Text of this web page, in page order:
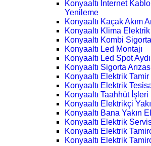
Konyaaltı İnternet
Yenileme
Konyaaltı Kaçak Akım
Konyaaltı Klima Elektrik
Konyaaltı Kombi
Konyaaltı Led Montajı
Konyaaltı Led Spot
Konyaaltı Sigorta
Konyaaltı Elektrik Tamir
Konyaaltı Elektrik
Konyaaltı Taahhüt İşleri
Konyaaltı Elektrikçi
Konyaaltı Bana Yakın
Konyaaltı Elektrik
Konyaaltı Elektrik
Konyaaltı Elektrik